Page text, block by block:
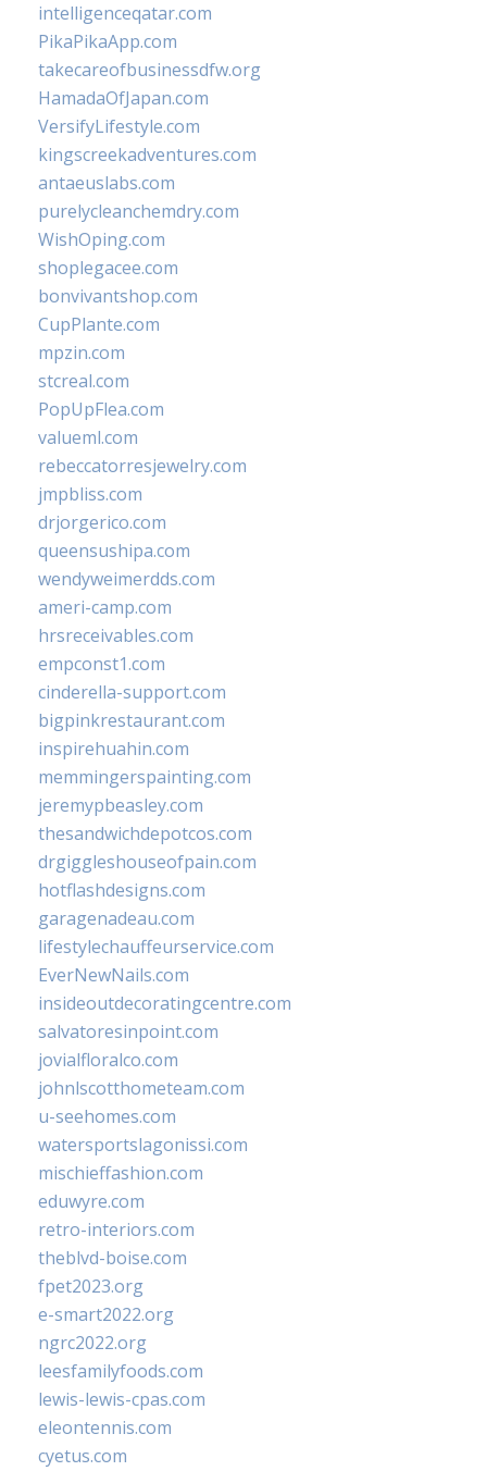
intelligenceqatar.com
PikaPikaApp.com
takecareofbusinessdfw.org
HamadaOfJapan.com
VersifyLifestyle.com
kingscreekadventures.com
antaeuslabs.com
purelycleanchemdry.com
WishOping.com
shoplegacee.com
bonvivantshop.com
CupPlante.com
mpzin.com
stcreal.com
PopUpFlea.com
valueml.com
rebeccatorresjewelry.com
jmpbliss.com
drjorgerico.com
queensushipa.com
wendyweimerdds.com
ameri-camp.com
hrsreceivables.com
empconst1.com
cinderella-support.com
bigpinkrestaurant.com
inspirehuahin.com
memmingerspainting.com
jeremypbeasley.com
thesandwichdepotcos.com
drgiggleshouseofpain.com
hotflashdesigns.com
garagenadeau.com
lifestylechauffeurservice.com
EverNewNails.com
insideoutdecoratingcentre.com
salvatoresinpoint.com
jovialfloralco.com
johnlscotthometeam.com
u-seehomes.com
watersportslagonissi.com
mischieffashion.com
eduwyre.com
retro-interiors.com
theblvd-boise.com
fpet2023.org
e-smart2022.org
ngrc2022.org
leesfamilyfoods.com
lewis-lewis-cpas.com
eleontennis.com
cyetus.com